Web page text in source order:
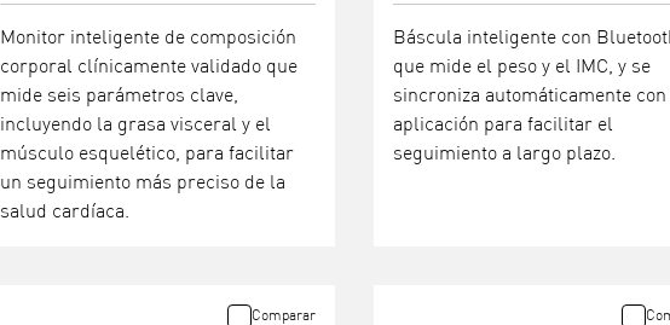
Monitor inteligente de composición
corporal clínicamente validado que
mide seis parámetros clave,
incluyendo la grasa visceral y el
músculo esquelético, para facilitar
un seguimiento más preciso de la
salud cardíaca.
Báscula inteligente con
que mide el peso y el IMC, y se
sincroniza automáticamente con
aplicación para facilitar el
seguimiento a largo plazo.
Comparar